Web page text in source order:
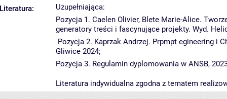
Literatura:
Uzupełniająca:
Pozycja 1. Caelen Olivier, Blete Marie-Alice.
generatory treści i fascynujące projekty. Wyd.
Pozycja 2. Kaprzak Andrzej. Prpmpt egineering i
Gliwice 2024;
Pozycja 3. Regulamin dyplomowania w ANSB,
Literatura indywidualna zgodna z tematem